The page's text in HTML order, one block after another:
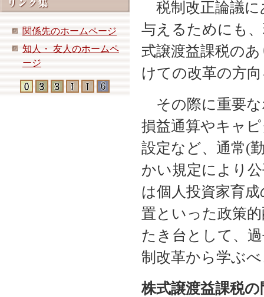
関係先のホームページ
知人・ 友人のホームペ
ージ
税制改正論議に
与えるためにも
式譲渡益課税の
けての改革の方
その際に重要な
損益通算やキャ
設定など、通常(
かい規定により
は個人投資家育
置といった政策
たき台として、
制改革から学ぶ
株式譲渡益課税